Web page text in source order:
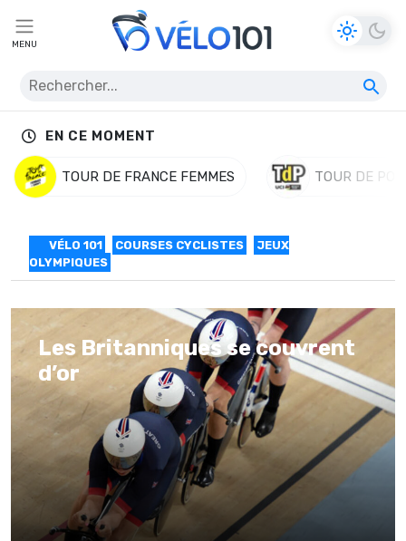
MENU
EN CE MOMENT
TOUR DE FRANCE FEMMES TOUR DE
VÉLO 101 COURSES CYCLISTES
JEUX
OLYMPIQUES
Les Britanniques se couvrent
d’or